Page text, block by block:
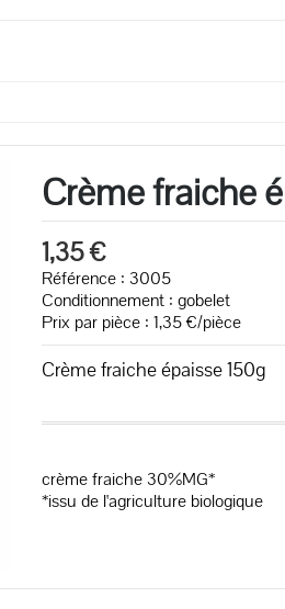
Crème fraiche
1,35 €
Référence : 3005
Conditionnement : gobelet
Prix par pièce : 1,35 €/pièce
Crème fraiche épaisse 150g
crème fraiche 30%MG*
*issu de l'agriculture biologique